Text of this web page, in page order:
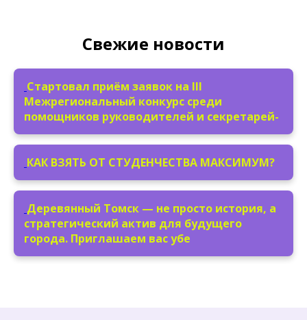
Свежие новости
Стартовал приём заявок на III
Межрегиональный конкурс среди
помощников руководителей и секретарей-
КАК ВЗЯТЬ ОТ СТУДЕНЧЕСТВА МАКСИМУМ?
Деревянный Томск — не просто история, а
стратегический актив для будущего
города. Приглашаем вас убе